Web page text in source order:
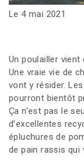
Le 4 mai 2021
Un poulailler vient
Une vraie vie de
vont y résider.
pourront bientôt
Ça n’est pas le
d’excellentes
épluchures de
de pain rassis qui